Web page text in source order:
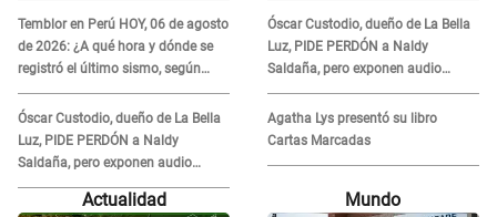
defender"
Temblor en Perú HOY, 06 de agosto
de 2026: ¿A qué hora y dónde se
registró el último sismo, según
IGP?
Óscar Custodio, dueño de La Bella
Luz, PIDE PERDÓN a Naldy
Saldaña, pero exponen audio
donde le reclama por VIDEOS: "No
hay necesidad de grabar"
POLÉMICO audio: "Nada que
defender"
Óscar Custodio, dueño de La Bella
Luz, PIDE PERDÓN a Naldy
Saldaña, pero exponen audio
donde le reclama por VIDEOS: "No
hay necesidad de grabar"
Agatha Lys presentó su libro
Cartas Marcadas
Actualidad Mundo